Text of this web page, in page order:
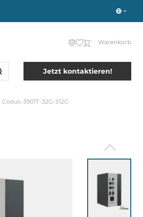
Warenkorb
Jetzt kontaktieren!
Coeus-3901T-32G-512G